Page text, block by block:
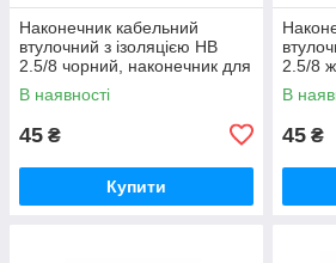
Наконечник кабельний
втулочний з ізоляцією HB
2.5/8 чорний, наконечник для
обтискання кінців проводки
В наявності
45 ₴
Купити
2.5/8
В
45 ₴